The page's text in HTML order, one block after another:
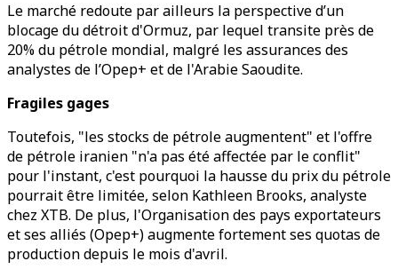
Le marché redoute par ailleurs la perspective d’un
blocage du détroit d'Ormuz, par lequel transite près de
20% du pétrole mondial, malgré les assurances des
analystes de l’Opep+ et de l'Arabie Saoudite.
Fragiles gages
Toutefois, "les stocks de pétrole augmentent" et l'offre
de pétrole iranien "n'a pas été affectée par le conflit"
pour l'instant, c'est pourquoi la hausse du prix du pétrole
pourrait être limitée, selon Kathleen Brooks, analyste
chez XTB. De plus, l'Organisation des pays exportateurs
et ses alliés (Opep+) augmente fortement ses quotas de
production depuis le mois d'avril.